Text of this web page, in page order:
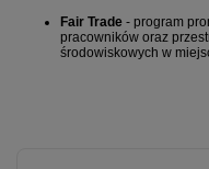
Fair Trade - program
pracowników oraz
środowiskowych w